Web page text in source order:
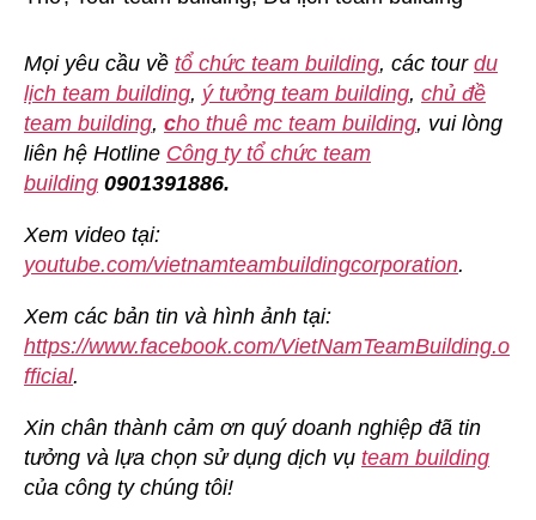
Mọi yêu cầu về tổ chức team building, các tour du
lịch team building, ý tưởng team building, chủ đề
team building, cho thuê mc team building, vui lòng
liên hệ Hotline Công ty tổ chức team
building 0901391886.
Xem video tại:
youtube.com/vietnamteambuildingcorporation.
Xem các bản tin và hình ảnh tại:
https://www.facebook.com/VietNamTeamBuilding.o
fficial.
Xin chân thành cảm ơn quý doanh nghiệp đã tin
tưởng và lựa chọn sử dụng dịch vụ team building
của công ty chúng tôi!